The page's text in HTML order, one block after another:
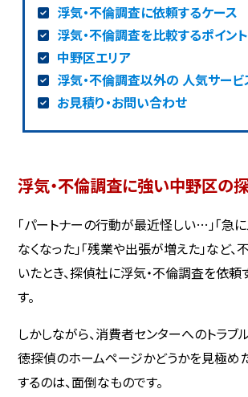
浮気・不倫調査に依頼するケース
浮気・不倫調査を比較するポイント
中野区エリア
浮気・不倫調査以外の 人気サービ
お見積り・お問い合わせ
浮気・不倫調査に強い中野区の
「パートナーの行動が最近怪しい…」「急
なくなった」「残業や出張が増えた」など
いたとき、探偵社に浮気・不倫調査を依頼
す。
しかしながら、消費者センターへのトラブ
徳探偵のホームページかどうかを見極め
するのは、面倒なものです。